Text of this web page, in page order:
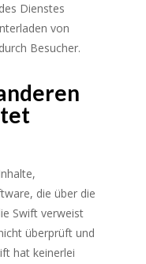
Dienstes
von
Besucher.
die über die
Swift verweist
überprüft und
hat keinerlei